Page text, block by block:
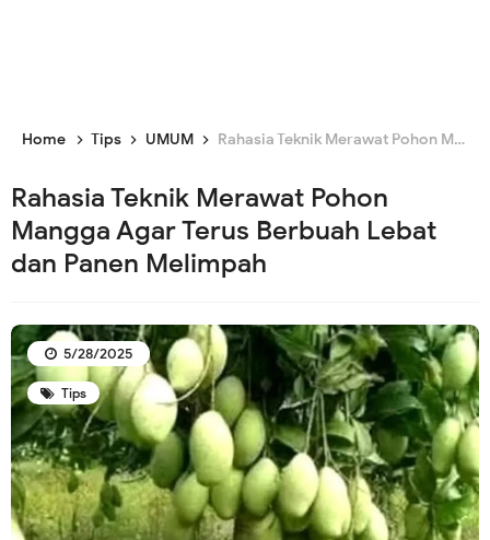
Home Tips UMUM Rahasia Teknik Merawat Pohon Mangga Agar Terus Berbuah Lebat dan Panen Melimpah
Rahasia Teknik Merawat Pohon
Mangga Agar Terus Berbuah Lebat
dan Panen Melimpah
Tips
5/28/2025